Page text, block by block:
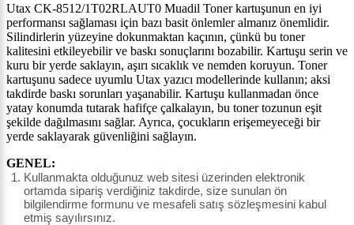
Utax CK-8512/1T02RLAUT0 Muadil Toner kartuşunun en iyi
performansı sağlaması için bazı basit önlemler almanız önemlidir.
Silindirlerin yüzeyine dokunmaktan kaçının, çünkü bu toner
kalitesini etkileyebilir ve baskı sonuçlarını bozabilir. Kartuşu serin ve
kuru bir yerde saklayın, aşırı sıcaklık ve nemden koruyun. Toner
kartuşunu sadece uyumlu Utax yazıcı modellerinde kullanın; aksi
takdirde baskı sorunları yaşanabilir. Kartuşu kullanmadan önce
yatay konumda tutarak hafifçe çalkalayın, bu toner tozunun eşit
şekilde dağılmasını sağlar. Ayrıca, çocukların erişemeyeceği bir
yerde saklayarak güvenliğini sağlayın.
GENEL:
Kullanmakta olduğunuz web sitesi üzerinden elektronik
ortamda sipariş verdiğiniz takdirde, size sunulan ön
bilgilendirme formunu ve mesafeli satış sözleşmesini kabul
etmiş sayılırsınız.